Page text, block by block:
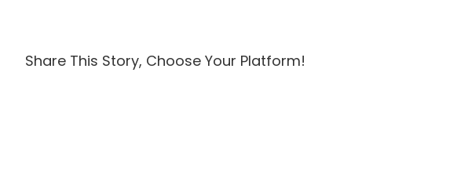
Share This Story, Choose Your Platform!